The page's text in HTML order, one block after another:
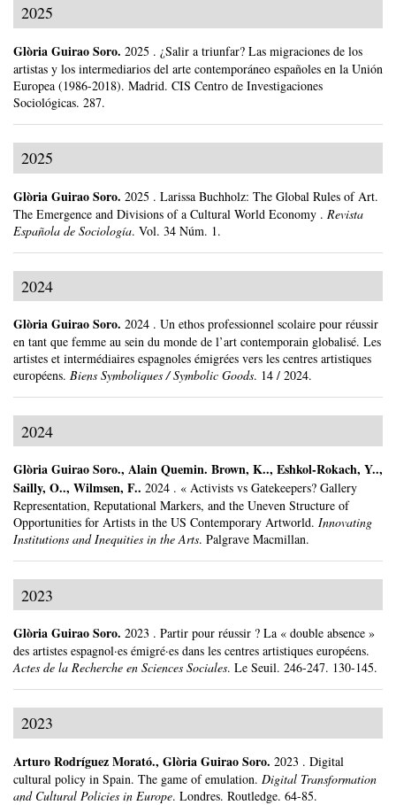
2025
Glòria Guirao Soro. 2025 . ¿Salir a triunfar? Las migraciones de los
artistas y los intermediarios del arte contemporáneo españoles en la Unión
Europea (1986-2018). Madrid. CIS Centro de Investigaciones
Sociológicas. 287.
2025
Glòria Guirao Soro. 2025 . Larissa Buchholz: The Global Rules of Art.
The Emergence and Divisions of a Cultural World Economy . Revista
Española de Sociología. Vol. 34 Núm. 1.
2024
Glòria Guirao Soro. 2024 . Un ethos professionnel scolaire pour réussir
en tant que femme au sein du monde de l’art contemporain globalisé. Les
artistes et intermédiaires espagnoles émigrées vers les centres artistiques
européens. Biens Symboliques / Symbolic Goods. 14 / 2024.
2024
Glòria Guirao Soro., Alain Quemin. Brown, K.., Eshkol-Rokach, Y..,
Sailly, O.., Wilmsen, F.. 2024 . « Activists vs Gatekeepers? Gallery
Representation, Reputational Markers, and the Uneven Structure of
Opportunities for Artists in the US Contemporary Artworld. Innovating
Institutions and Inequities in the Arts. Palgrave Macmillan.
2023
Glòria Guirao Soro. 2023 . Partir pour réussir ? La « double absence »
des artistes espagnol·es émigré·es dans les centres artistiques européens.
Actes de la Recherche en Sciences Sociales. Le Seuil. 246-247. 130-145.
2023
Arturo Rodríguez Morató., Glòria Guirao Soro. 2023 . Digital
cultural policy in Spain. The game of emulation. Digital Transformation
and Cultural Policies in Europe. Londres. Routledge. 64-85.